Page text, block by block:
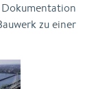
zu einer